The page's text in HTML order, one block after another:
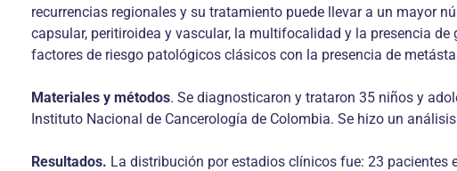
recurrencias regionales y su tratamiento puede llevar a un mayor
capsular, peritiroidea y vascular, la multifocalidad y la presencia
factores de riesgo patológicos clásicos con la presencia de
Materiales y métodos. Se diagnosticaron y trataron 35 niños y
Instituto Nacional de Cancerología de Colombia. Se hizo un
Resultados. La distribución por estadios clínicos fue: 23 pacientes